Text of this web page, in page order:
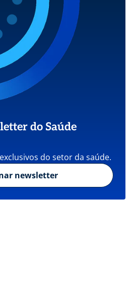
do Saúde
do setor da saúde.
newsletter